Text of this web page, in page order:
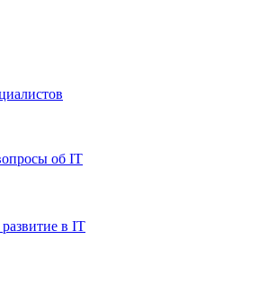
об IT
в IT